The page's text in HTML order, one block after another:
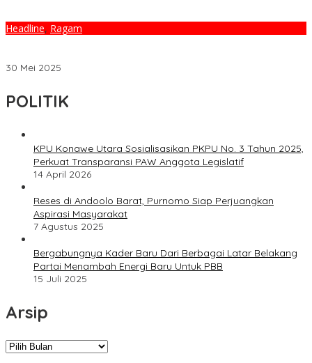
Headline, Ragam
30 Mei 2025
POLITIK
KPU Konawe Utara Sosialisasikan PKPU No. 3 Tahun 2025,
Perkuat Transparansi PAW Anggota Legislatif
14 April 2026
Reses di Andoolo Barat, Purnomo Siap Perjuangkan
Aspirasi Masyarakat
7 Agustus 2025
Bergabungnya Kader Baru Dari Berbagai Latar Belakang
Partai Menambah Energi Baru Untuk PBB
15 Juli 2025
Arsip
Arsip